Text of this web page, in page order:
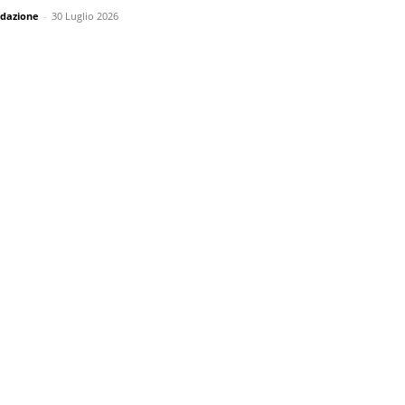
- 30 Luglio 2026